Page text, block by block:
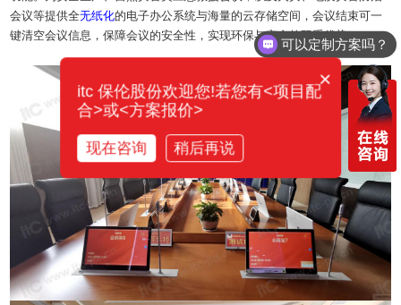
会议等提供全无纸化的电子办公系统与海量的云存储空间，会议结束可一
键清空会议信息，保障会议的安全性，实现环保与安全的双重优势。
可以定制方案吗？
×
itc 保伦股份欢迎您!若您有<项目配
合>或<方案报价>
现在咨询 稍后再说